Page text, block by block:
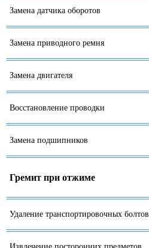
Замена датчика оборотов
Замена приводного ремня
Замена двигателя
Восстановление проводки
Замена подшипников
Гремит при отжиме
Удаление транспортировочных болтов